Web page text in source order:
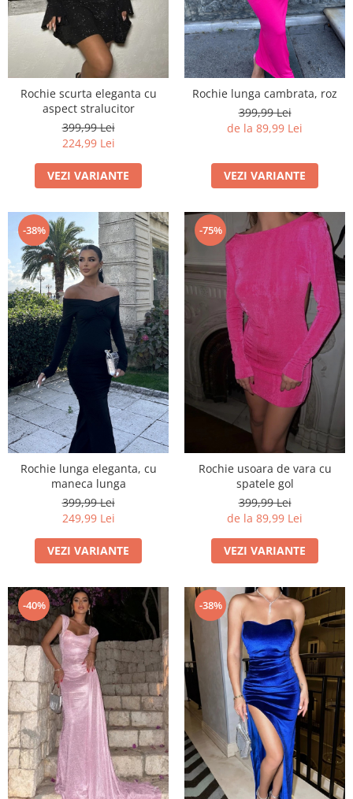
Rochie scurta eleganta cu
aspect stralucitor
399,99 Lei
224,99 Lei
VEZI VARIANTE
Rochie lunga cambrata, roz
399,99 Lei
de la 89,99 Lei
VEZI VARIANTE
-38%
Rochie lunga eleganta, cu
maneca lunga
399,99 Lei
249,99 Lei
VEZI VARIANTE
-75%
Rochie usoara de vara cu
spatele gol
399,99 Lei
de la 89,99 Lei
VEZI VARIANTE
-40% -38%